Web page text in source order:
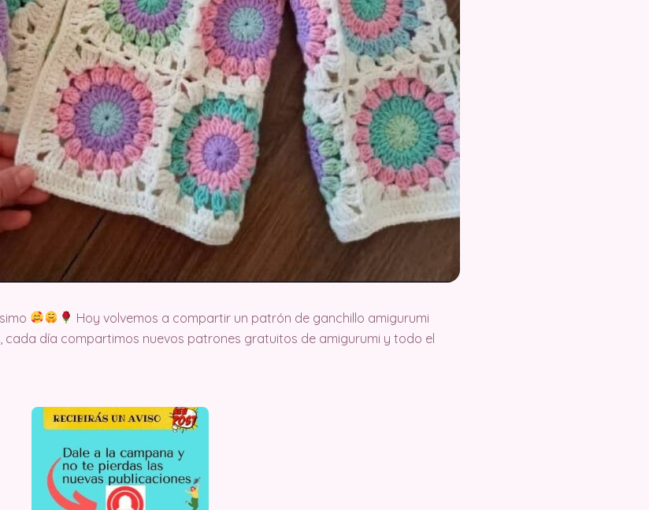
Hoy volvemos a compartir un patrón de ganchillo amigurumi
día compartimos nuevos patrones gratuitos de amigurumi y todo el